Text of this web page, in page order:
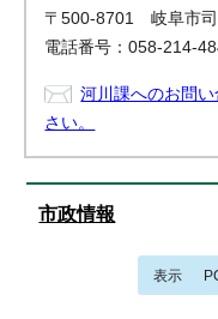
〒500-8701 岐阜市
電話番号：058-214-
河川課へのお問
さい。
市政情報
表示